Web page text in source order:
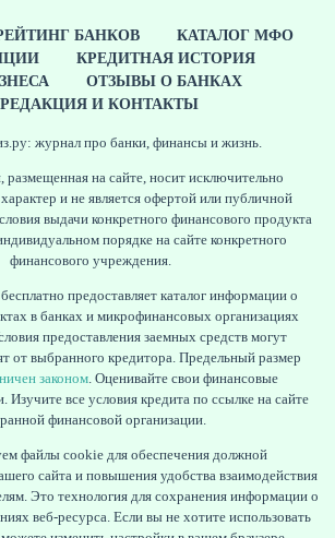
БАНКОВ
КАТАЛОГ МФО
КРЕДИТНАЯ ИСТОРИЯ
ОТЗЫВЫ О БАНКАХ
РЕДАКЦИЯ И КОНТАКТЫ
журнал про банки, финансы и жизнь.
на сайте, носит исключительно
и не является офертой или публичной
выдачи конкретного финансового продукта
порядке на сайте конкретного
финансового учреждения.
предоставляет каталог информации о
в банках и микрофинансовых организациях
предоставления заемных средств могут
от выбранного кредитора. Предельный размер
законом. Оценивайте свои финансовые
Изучите все условия кредита по ссылке на сайте
финансовой организации.
файлы cookie для обеспечения должной
сайта и повышения удобства взаимодействия
Это технология для сохранения информации о
веб-ресурса. Если вы не хотите использовать